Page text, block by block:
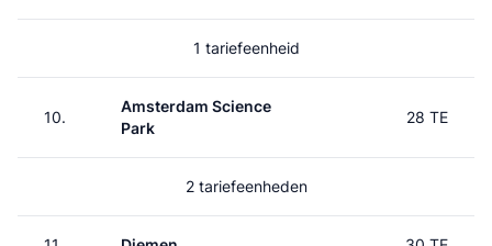
1 tariefeenheid
10.
Amsterdam Science
Park
28 TE
2 tariefeenheden